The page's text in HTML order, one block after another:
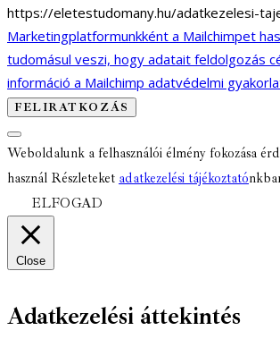
https://eletestudomany.hu/adatkezelesi-
Marketingplatformunkként a Mailchimpet
tudomásul veszi, hogy adatait feldolgozás
információ a Mailchimp adatvédelmi
Weboldalunk a felhasználói élmény fokozása
használ Részleteket adatkezelési tájékoztató
ELFOGAD
Close
Adatkezelési áttekintés